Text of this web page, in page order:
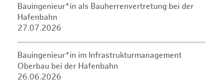
Bauingenieur*in als Bauherrenvertretung bei der
Hafenbahn
27.07.2026
Bauingenieur*in im Infrastrukturmanagement
Oberbau bei der Hafenbahn
26.06.2026